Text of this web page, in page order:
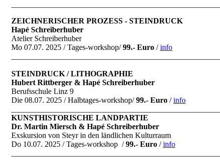
ZEICHNERISCHER PROZESS - STEINDRUCK
Hapé Schreiberhuber
Atelier Schreiberhuber
Mo 07.07. 2025 / Tages-workshop/99.- Euro /info
STEINDRUCK / LITHOGRAPHIE
Hubert Rittberger & Hapé Schreiberhuber
Berufsschule Linz 9
Die 08.07. 2025 / Halbtages-workshop/99.- Euro /info
KUNSTHISTORISCHE LANDPARTIE
Dr. Martin Miersch & Hapé Schreiberhuber
Exskursion von Steyr in den ländlichen Kulturraum
Do 10.07. 2025 / Tages-workshop /99.- Euro /info